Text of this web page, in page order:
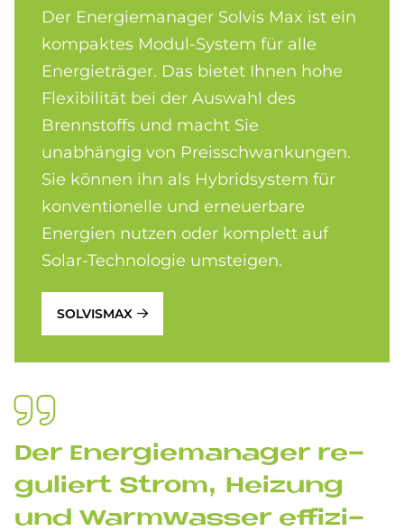
Der Energiemanager Solvis Max ist ein
kompaktes Modul-System für alle
Energieträger. Das bietet Ihnen hohe
Flexibilität bei der Auswahl des
Brennstoffs und macht Sie
unabhängig von Preisschwankungen.
Sie können ihn als Hybridsystem für
konventionelle und erneuerbare
Energien nutzen oder komplett auf
Solar-Technologie umsteigen.
SOLVISMAX
Der En­er­gie­ma­na­ger re­
gu­liert Strom, Hei­zung
und Warm­was­ser ef­fi­zi­